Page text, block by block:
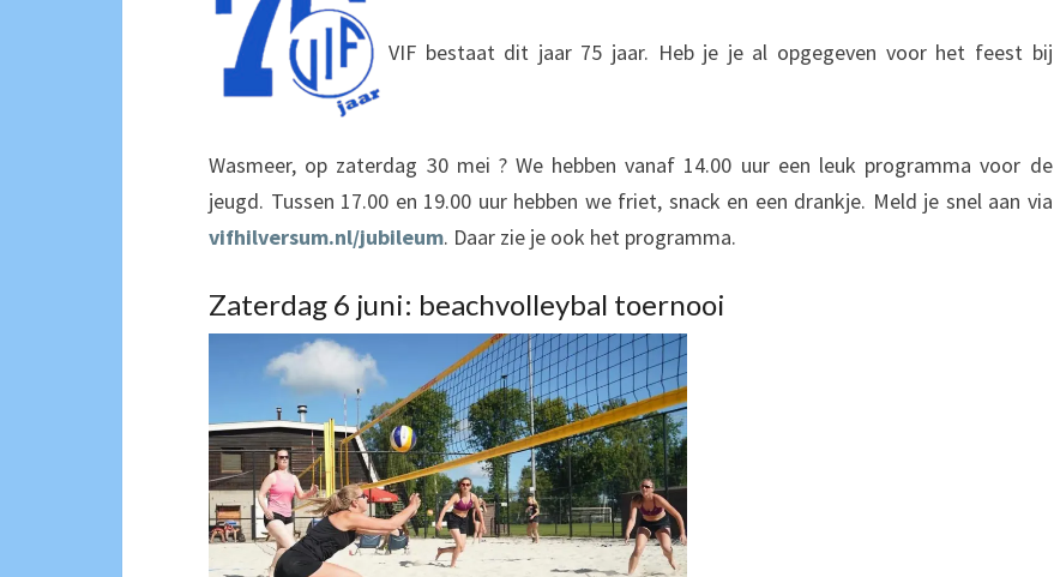
VIF bestaat dit jaar 75 jaar. Heb je je al opgegeven voor het feest bij
Wasmeer, op zaterdag 30 mei ? We hebben vanaf 14.00 uur een leuk programma voor de
jeugd. Tussen 17.00 en 19.00 uur hebben we friet, snack en een drankje. Meld je snel aan via
vifhilversum.nl/jubileum. Daar zie je ook het programma.
Zaterdag 6 juni: beachvolleybal toernooi